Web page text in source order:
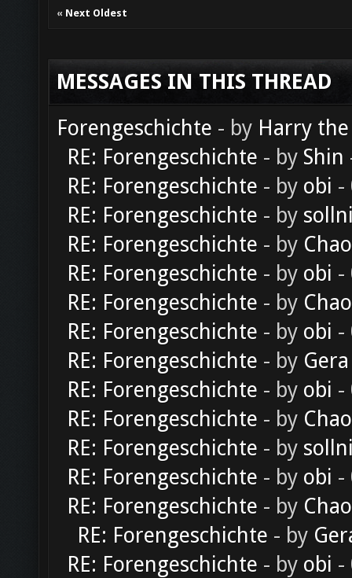
« Next Oldest
MESSAGES IN THIS THREAD
Forengeschichte - by Harry
RE: Forengeschichte - by Shin
RE: Forengeschichte - by obi -
RE: Forengeschichte - by
RE: Forengeschichte - by
RE: Forengeschichte - by obi -
RE: Forengeschichte - by
RE: Forengeschichte - by obi -
RE: Forengeschichte - by Gera
RE: Forengeschichte - by obi -
RE: Forengeschichte - by
RE: Forengeschichte - by
RE: Forengeschichte - by obi -
RE: Forengeschichte - by
RE: Forengeschichte - by
RE: Forengeschichte - by obi -